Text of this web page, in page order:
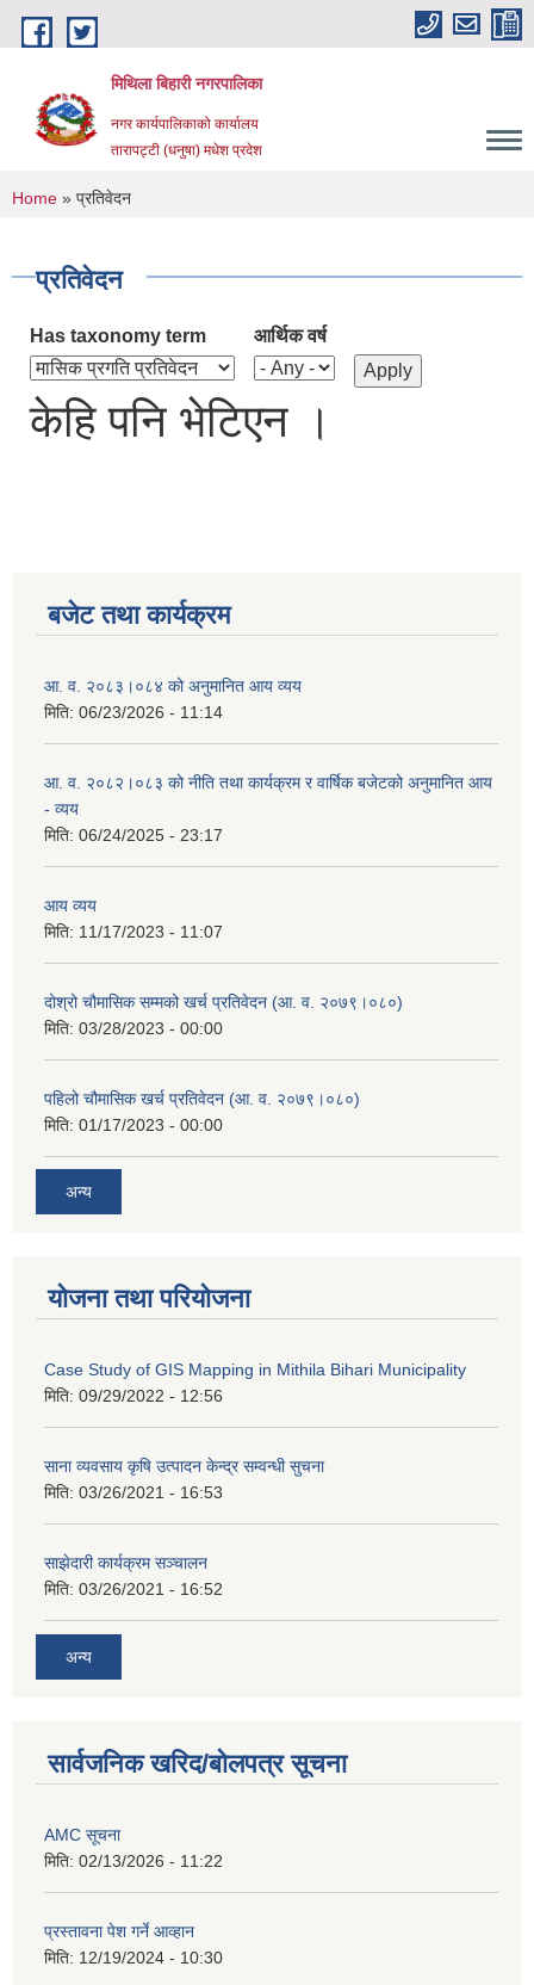
Skip to main content
मिथिला बिहारी नगरपालिका
नगर कार्यपालिकाको कार्यालय
तारापट्टी (धनुषा) मधेश प्रदेश
You are here
Home » प्रतिवेदन
प्रतिवेदन
Has taxonomy term आर्थिक वर्ष
केहि पनि भेटिएन ।
बजेट तथा कार्यक्रम
आ. व. २०८३।०८४ को अनुमानित आय व्यय
मिति: 06/23/2026 - 11:14
आ. व. २०८२।०८३ को नीति तथा कार्यक्रम र वार्षिक बजेटको अनुमानित आय
- व्यय
मिति: 06/24/2025 - 23:17
आय व्यय
मिति: 11/17/2023 - 11:07
दोश्रो चौमासिक सम्मको खर्च प्रतिवेदन (आ. व. २०७९।०८०)
मिति: 03/28/2023 - 00:00
पहिलो चौमासिक खर्च प्रतिवेदन (आ. व. २०७९।०८०)
मिति: 01/17/2023 - 00:00
अन्य
योजना तथा परियोजना
Case Study of GIS Mapping in Mithila Bihari Municipality
मिति: 09/29/2022 - 12:56
साना व्यवसाय कृषि उत्पादन केन्द्र सम्वन्धी सुचना
मिति: 03/26/2021 - 16:53
साझेदारी कार्यक्रम सञ्चालन
मिति: 03/26/2021 - 16:52
अन्य
सार्वजनिक खरिद/बोलपत्र सूचना
AMC सूचना
मिति: 02/13/2026 - 11:22
प्रस्तावना पेश गर्ने आव्हान
मिति: 12/19/2024 - 10:30